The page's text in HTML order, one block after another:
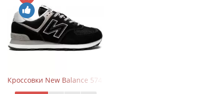
Кроссовки New Balance 574 Evergreen Black